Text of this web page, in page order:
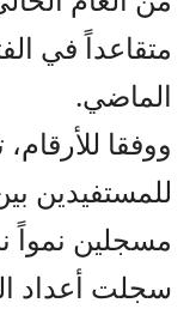
متقاعداً في
الماضي.
ووفقا
سجلت أعداد